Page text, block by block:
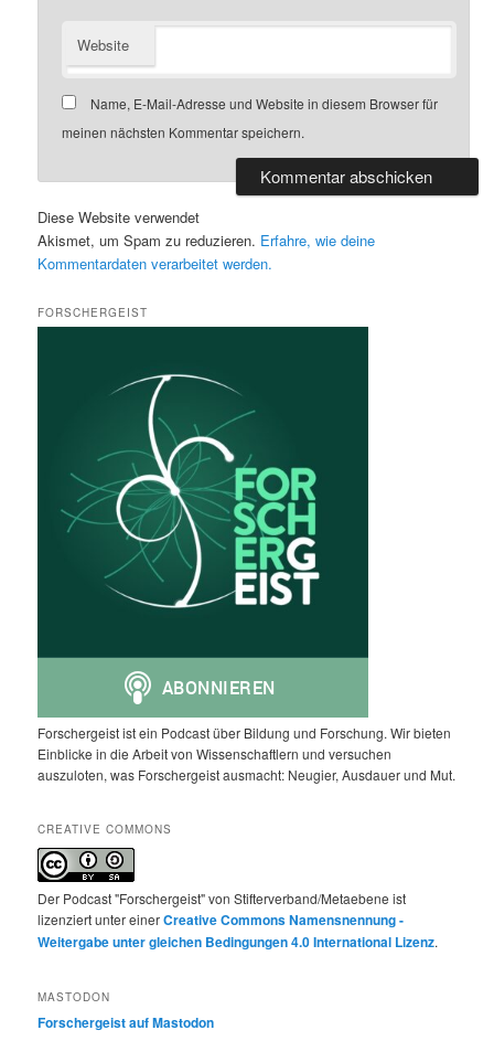
Website
Name, E-Mail-Adresse und Website in diesem Browser für
meinen nächsten Kommentar speichern.
Diese Website verwendet
Akismet, um Spam zu reduzieren. Erfahre, wie deine
Kommentardaten verarbeitet werden.
FORSCHERGEIST
Forschergeist ist ein Podcast über Bildung und Forschung. Wir bieten
Einblicke in die Arbeit von Wissenschaftlern und versuchen
auszuloten, was Forschergeist ausmacht: Neugier, Ausdauer und Mut.
CREATIVE COMMONS
Der Podcast "Forschergeist" von Stifterverband/Metaebene ist
lizenziert unter einerCreative Commons Namensnennung -
Weitergabe unter gleichen Bedingungen 4.0 International Lizenz.
MASTODON
Forschergeist auf Mastodon